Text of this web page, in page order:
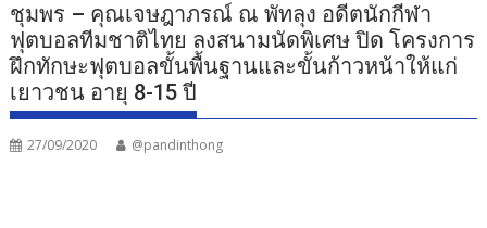
ชุมพร – คุณเจษฎาภรณ์ ณ พัทลุง อดีตนักกีฬา
ฟุตบอลทีมชาติไทย ลงสนามนัดพิเศษ ปิด โครงการ
ฝึกทักษะฟุตบอลขั้นพื้นฐานและขั้นก้าวหน้าให้แก่
เยาวชน อายุ 8-15 ปี
27/09/2020 @pandinthong